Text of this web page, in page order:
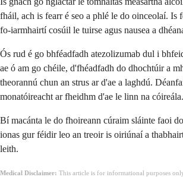
fháil, ach is fearr é seo a phlé le do oinceolaí. Is
fo-iarmhairtí cosúil le tuirse agus nausea a
Ós rud é go bhféadfadh atezolizumab dul i
ae ó am go chéile, d'fhéadfadh do dhochtúir a
theorannú chun an strus ar d'ae a laghdú.
monatóireacht ar fheidhm d'ae le linn na cóireála.
Bí macánta le do fhoireann cúraim sláinte faoi
ionas gur féidir leo an treoir is oiriúnaí a
leith.
Medical Disclaimer: This article is for informational purposes